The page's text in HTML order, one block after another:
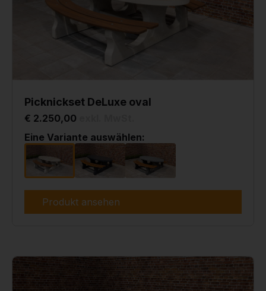
Picknickset DeLuxe oval
€ 2.250,00
Eine Variante auswählen:
Produkt ansehen